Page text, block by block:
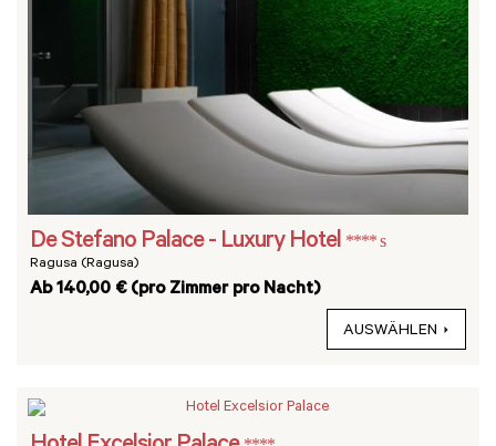
De Stefano Palace - Luxury Hotel **** s
Ragusa (Ragusa)
Ab 140,00 € (pro Zimmer pro Nacht)
AUSWÄHLEN